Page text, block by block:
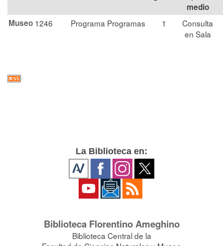
medio
Museo 1246 Programa Programas 1
Consulta
en Sala
La Biblioteca en:
Biblioteca Florentino Ameghino
Biblioteca Central de la